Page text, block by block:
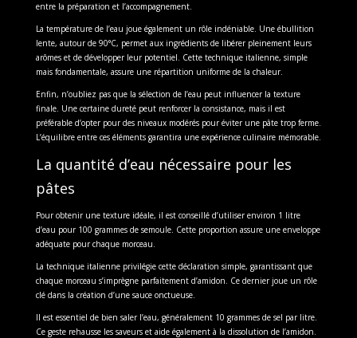
entre la préparation et l’accompagnement.
La température de l’eau joue également un rôle indéniable. Une ébullition
lente, autour de 90°C, permet aux ingrédients de libérer pleinement leurs
arômes et de développer leur potentiel. Cette technique italienne, simple
mais fondamentale, assure une répartition uniforme de la chaleur.
Enfin, n’oubliez pas que la sélection de l’eau peut influencer la texture
finale. Une certaine dureté peut renforcer la consistance, mais il est
préférable d’opter pour des niveaux modérés pour éviter une pâte trop ferme.
L’équilibre entre ces éléments garantira une expérience culinaire mémorable.
La quantité d’eau nécessaire pour les
pâtes
Pour obtenir une texture idéale, il est conseillé d’utiliser environ 1 litre
d’eau pour 100 grammes de semoule. Cette proportion assure une enveloppe
adéquate pour chaque morceau.
La technique italienne privilégie cette déclaration simple, garantissant que
chaque morceau s’imprègne parfaitement d’amidon. Ce dernier joue un rôle
clé dans la création d’une sauce onctueuse.
Il est essentiel de bien saler l’eau, généralement 10 grammes de sel par litre.
Ce geste rehausse les saveurs et aide également à la dissolution de l’amidon.